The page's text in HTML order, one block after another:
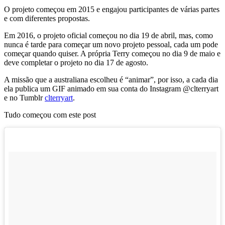
O projeto começou em 2015 e engajou participantes de várias partes
e com diferentes propostas.
Em 2016, o projeto oficial começou no dia 19 de abril, mas, como
nunca é tarde para começar um novo projeto pessoal, cada um pode
começar quando quiser. A própria Terry começou no dia 9 de maio e
deve completar o projeto no dia 17 de agosto.
A missão que a australiana escolheu é “animar”, por isso, a cada dia
ela publica um GIF animado em sua conta do Instagram @clterryart
e no Tumblrclterryart.
Tudo começou com este post